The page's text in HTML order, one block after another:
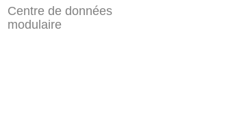
Centre de données
modulaire